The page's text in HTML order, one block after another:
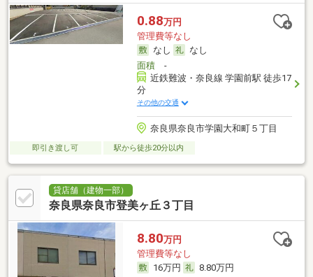
0.88万円
管理費等なし
なし
なし
面積-
近鉄難波・奈良線 学園前駅 徒歩17
分
その他の交通
奈良県奈良市学園大和町５丁目
即引き渡し可 駅から徒歩20分以内
貸店舗（建物一部）
奈良県奈良市登美ヶ丘３丁目
8.80万円
管理費等なし
16万円
8.80万円